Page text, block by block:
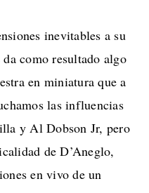
inevitables a su
como resultado algo
en miniatura que a
las influencias
y Al Dobson Jr, pero
de D’Aneglo,
en vivo de un